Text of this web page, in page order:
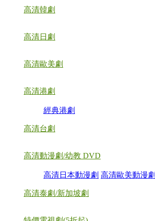
高清韓劇
高清日劇
高清歐美劇
高清港劇
經典港劇
高清台劇
高清動漫劇/幼教 DVD
高清日本動漫劇 高清歐美動漫劇
高清泰劇/新加坡劇